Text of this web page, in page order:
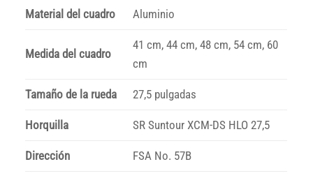
Material del cuadro Aluminio
Medida del cuadro
41 cm, 44 cm, 48 cm, 54 cm, 60
cm
Tamaño de la rueda 27,5 pulgadas
Horquilla SR Suntour XCM-DS HLO 27,5
Dirección FSA No. 57B